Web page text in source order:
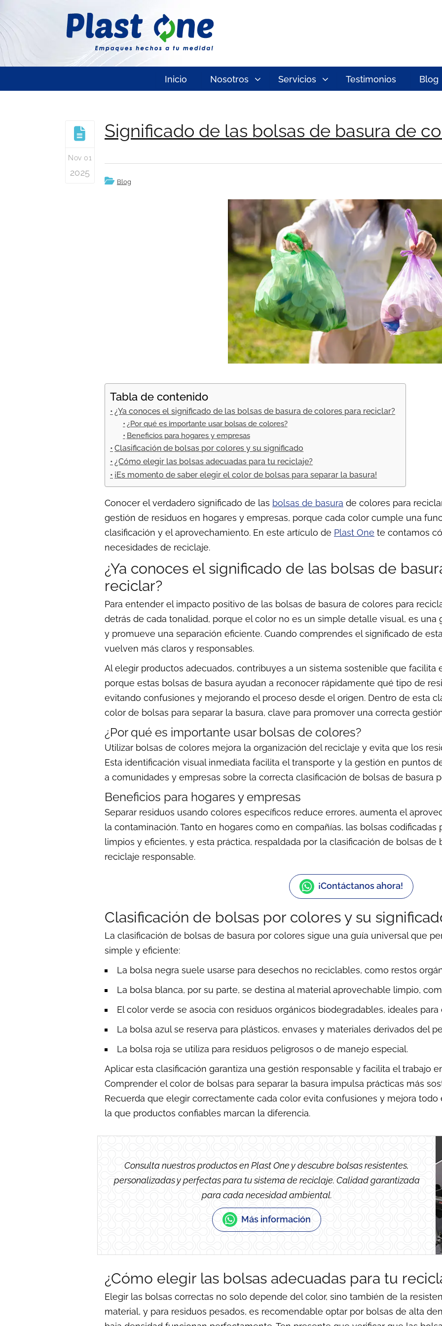
Inicio Nosotros Servicios Testimonios Blog
Nov 01
2025
Significado de las bolsas de basura de
Blog
Tabla de contenido
¿Ya conoces el significado de las bolsas de basura de colores para reciclar?
¿Por qué es importante usar bolsas de colores?
Beneficios para hogares y empresas
Clasificación de bolsas por colores y su significado
¿Cómo elegir las bolsas adecuadas para tu reciclaje?
¡Es momento de saber elegir el color de bolsas para separar la basura!
Conocer el verdadero significado de las bolsas de basura de colores para
gestión de residuos en hogares y empresas, porque cada color cumple una
clasificación y el aprovechamiento. En este artículo de Plast One te contamos
necesidades de reciclaje.
¿Ya conoces el significado de las bolsas de
reciclar?
Para entender el impacto positivo de las bolsas de basura de colores para
detrás de cada tonalidad, porque el color no es un simple detalle visual, es una
y promueve una separación eficiente. Cuando comprendes el significado de
vuelven más claros y responsables.
Al elegir productos adecuados, contribuyes a un sistema sostenible que facilita
porque estas bolsas de basura ayudan a reconocer rápidamente qué tipo de
evitando confusiones y mejorando el proceso desde el origen. Dentro de esta
color de bolsas para separar la basura, clave para promover una correcta
¿Por qué es importante usar bolsas de colores?
Utilizar bolsas de colores mejora la organización del reciclaje y evita que los
Esta identificación visual inmediata facilita el transporte y la gestión en puntos
a comunidades y empresas sobre la correcta clasificación de bolsas de basura
Beneficios para hogares y empresas
Separar residuos usando colores específicos reduce errores, aumenta el
la contaminación. Tanto en hogares como en compañías, las bolsas
limpios y eficientes, y esta práctica, respaldada por la clasificación de bolsas de
reciclaje responsable.
¡Contáctanos ahora!
Clasificación de bolsas por colores y su
La clasificación de bolsas de basura por colores sigue una guía universal que
simple y eficiente:
La bolsa negra suele usarse para desechos no reciclables, como restos
La bolsa blanca, por su parte, se destina al material aprovechable limpio,
El color verde se asocia con residuos orgánicos biodegradables, ideales para
La bolsa azul se reserva para plásticos, envases y materiales derivados del
La bolsa roja se utiliza para residuos peligrosos o de manejo especial.
Aplicar esta clasificación garantiza una gestión responsable y facilita el trabajo
Comprender el color de bolsas para separar la basura impulsa prácticas más
Recuerda que elegir correctamente cada color evita confusiones y mejora
la que productos confiables marcan la diferencia.
Consulta nuestros productos en Plast One y descubre bolsas resistentes,
personalizadas y perfectas para tu sistema de reciclaje. Calidad garantizada
para cada necesidad ambiental.
Más información
¿Cómo elegir las bolsas adecuadas para tu
Elegir las bolsas correctas no solo depende del color, sino también de la
material, y para residuos pesados, es recomendable optar por bolsas de alta